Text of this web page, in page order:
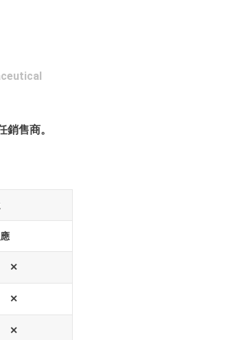
售商。
✕
✕
✕